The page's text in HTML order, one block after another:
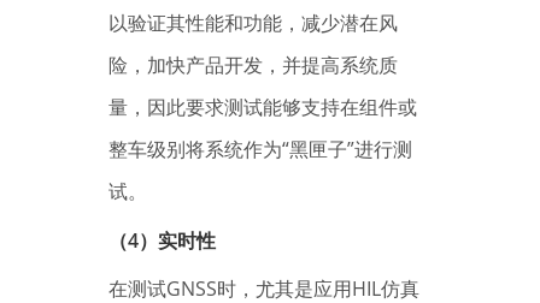
以验证其性能和功能，减少潜在风
险，加快产品开发，并提高系统质
量，因此要求测试能够支持在组件或
整车级别将系统作为“黑匣子”进行测
试。
（4）实时性
在测试GNSS时，尤其是应用HIL仿真